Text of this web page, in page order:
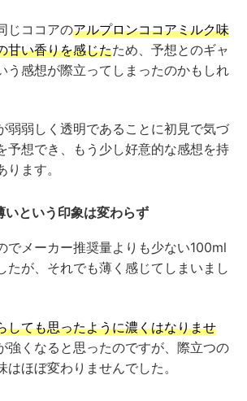
じココアのアルプロンココアミルク味
甘い香りを感じたため、予想とのギャ
う感想が際立ってしまったのかもしれ
弱弱しく透明であることに初見で気づ
予想でき、もう少し好意的な感想を持
ます。
いという印象は変わらず
でメーカー推奨量よりも少ない100ml
たが、それでも薄く感じてしまいまし
しても思ったように濃くはなりませ
強くなると思ったのですが、際立つの
はほぼ変わりませんでした。